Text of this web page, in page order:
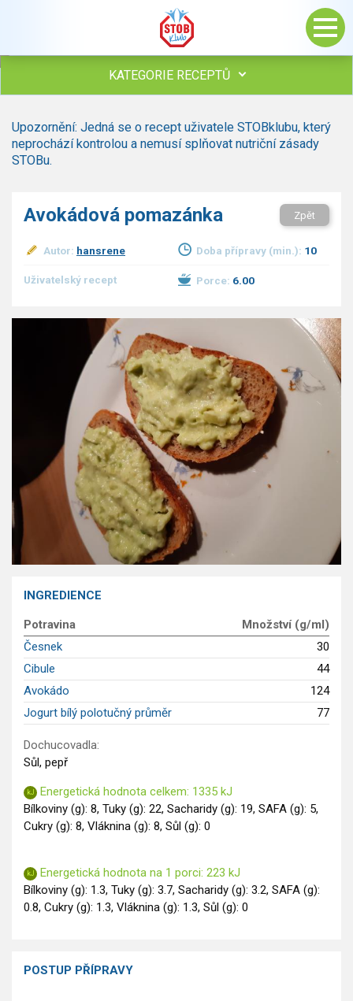
KATEGORIE RECEPTŮ
Polévky
Studená kuchyně
Bezmasé a zeleninové
Sladké pokrmy
Dezerty
Ostatní
Dětské recepty
GLP-1 recepty
Upozornění: Jedná se o recept uživatele STOBklubu, který
neprochází kontrolou a nemusí splňovat nutriční zásady
STOBu.
Avokádová pomazánka Zpět
Autor: hansrene Doba přípravy (min.): 10
Uživatelský recept Porce: 6.00
INGREDIENCE
Potravina
Množství (g/ml)
Česnek
30
Cibule
44
Avokádo
124
Jogurt bílý polotučný průměr
77
Dochucovadla:
Sůl, pepř
Energetická hodnota celkem: 1335 kJ
Bílkoviny (g): 8, Tuky (g): 22, Sacharidy (g): 19, SAFA (g): 5,
Cukry (g): 8, Vláknina (g): 8, Sůl (g): 0
Energetická hodnota na 1 porci: 223 kJ
Bílkoviny (g): 1.3, Tuky (g): 3.7, Sacharidy (g): 3.2, SAFA (g):
0.8, Cukry (g): 1.3, Vláknina (g): 1.3, Sůl (g): 0
POSTUP PŘÍPRAVY